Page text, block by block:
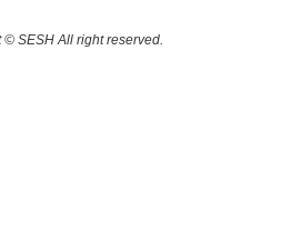
© SESH All right reserved.